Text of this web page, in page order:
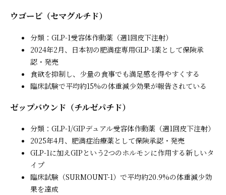
ウゴービ（セマグルチド）
分類：GLP-1受容体作動薬（週1回皮下注射）
2024年2月、日本初の肥満症専用GLP-1薬として保険承
認・発売
食欲を抑制し、少量の食事でも満足感を得やすくする
臨床試験で平均約15%の体重減少効果が報告されている
ゼップバウンド（チルゼパチド）
分類：GLP-1/GIPデュアル受容体作動薬（週1回皮下注射）
2025年4月、肥満症治療薬として保険承認・発売
GLP-1に加えGIPという2つのホルモンに作用する新しいタ
イプ
臨床試験（SURMOUNT-1）で平均約20.9%の体重減少効
果を達成